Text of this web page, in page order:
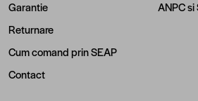
Garantie
Returnare
Cum comand prin SEAP
Contact
ANPCsi